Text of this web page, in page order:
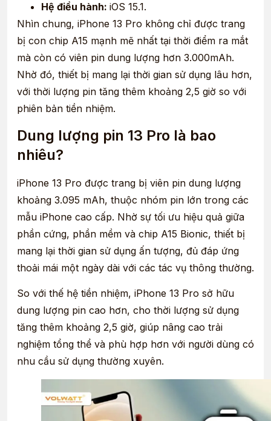
Hệ điều hành: iOS 15.1.
Nhìn chung, iPhone 13 Pro không chỉ được trang
bị con chip A15 mạnh mẽ nhất tại thời điểm ra mắt
mà còn có viên pin dung lượng hơn 3.000mAh.
Nhờ đó, thiết bị mang lại thời gian sử dụng lâu hơn,
với thời lượng pin tăng thêm khoảng 2,5 giờ so với
phiên bản tiền nhiệm.
Dung lượng pin 13 Pro là bao
nhiêu?
iPhone 13 Pro được trang bị viên pin dung lượng
khoảng 3.095 mAh, thuộc nhóm pin lớn trong các
mẫu iPhone cao cấp. Nhờ sự tối ưu hiệu quả giữa
phần cứng, phần mềm và chip A15 Bionic, thiết bị
mang lại thời gian sử dụng ấn tượng, đủ đáp ứng
thoải mái một ngày dài với các tác vụ thông thường.
So với thế hệ tiền nhiệm, iPhone 13 Pro sở hữu
dung lượng pin cao hơn, cho thời lượng sử dụng
tăng thêm khoảng 2,5 giờ, giúp nâng cao trải
nghiệm tổng thể và phù hợp hơn với người dùng có
nhu cầu sử dụng thường xuyên.